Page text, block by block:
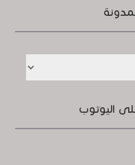
اليوتوب